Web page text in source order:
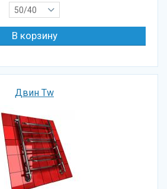
50/40
Двин Tw